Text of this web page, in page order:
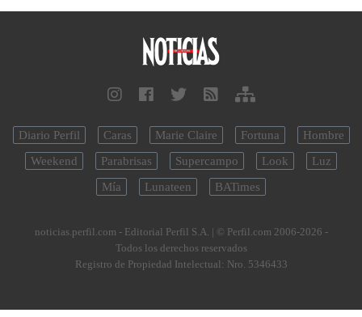
Diario Perfil Caras Marie Claire Fortuna
Hombre
Weekend
Parabrisas Supercampo Look
Luz
Mía
Lunateen BATimes
noticias.perfil.com - Editorial Perfil S.A. | © Perfil.com 2006-2026 -
Todos los derechos reservados
Registro de Propiedad Intelectual: Nro. 5346433